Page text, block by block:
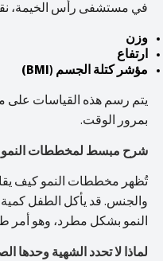
في مستشفى رأس الخيمة،
وزن
ارتفاع
مؤشر كتلة الجسم (BMI)
يتم رسم هذه القياسات على
بمرور الوقت.
شرح مبسط لمخططات النمو
تُظهر مخططات النمو كيف
والجنس. قد يأكل الطفل
النمو بشكل مطرد، وهو أمر
لماذا لا تحدد الشهية وحدها